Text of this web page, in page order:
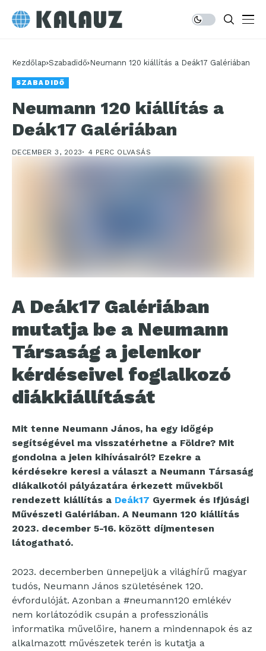
Kezdőlap Szabadidő Neumann 120 kiállítás a Deák17 Galériában
SZABADIDŐ
Neumann 120 kiállítás a
Deák17 Galériában
DECEMBER 3, 2023 4 PERC OLVASÁS
A Deák17 Galériában
mutatja be a Neumann
Társaság a jelenkor
kérdéseivel foglalkozó
diákkiállítását
Mit tenne Neumann János, ha egy időgép
segítségével ma visszatérhetne a Földre? Mit
gondolna a jelen kihívásairól? Ezekre a
kérdésekre keresi a választ a Neumann Társaság
diákalkotói pályázatára érkezett művekből
rendezett kiállítás a Deák17 Gyermek és Ifjúsági
Művészeti Galériában. A Neumann 120 kiállítás
2023. december 5-16. között díjmentesen
látogatható.
2023. decemberben ünnepeljük a világhírű magyar
tudós, Neumann János születésének 120.
évfordulóját. Azonban a #neumann120 emlékév
nem korlátozódik csupán a professzionális
informatika művelőire, hanem a mindennapok és az
alkalmazott művészetek terén is kutatja a